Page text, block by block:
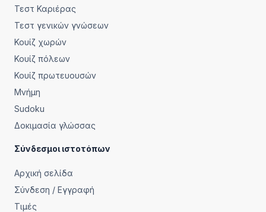
Τεστ Καριέρας
Τεστ γενικών γνώσεων
Κουίζ χωρών
Κουίζ πόλεων
Κουίζ πρωτευουσών
Μνήμη
Sudoku
Δοκιμασία γλώσσας
Σύνδεσμοι ιστοτόπων
Αρχική σελίδα
Σύνδεση / Εγγραφή
Τιμές